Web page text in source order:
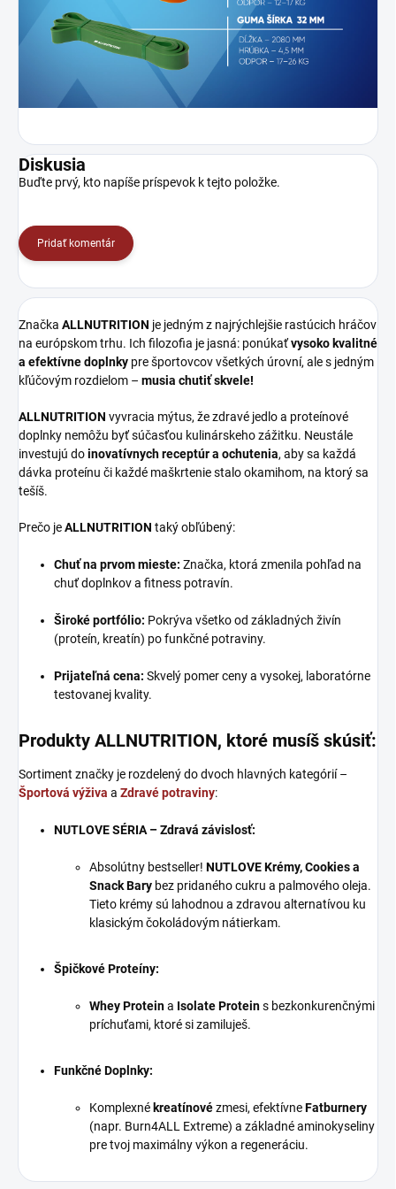
Diskusia
Buďte prvý, kto napíše príspevok k tejto položke.
Pridať komentár
Značka ALLNUTRITION je jedným z najrýchlejšie rastúcich hráčov
na európskom trhu. Ich filozofia je jasná: ponúkaťvysoko kvalitné
a efektívne doplnky pre športovcov všetkých úrovní, ale s jedným
kľúčovým rozdielom – musia chutiť skvele!
ALLNUTRITION vyvracia mýtus, že zdravé jedlo a proteínové
doplnky nemôžu byť súčasťou kulinárskeho zážitku. Neustále
investujú doinovatívnych receptúr a ochutenia, aby sa každá
dávka proteínu či každé maškrtenie stalo okamihom, na ktorý sa
tešíš.
Prečo jeALLNUTRITION taký obľúbený:
Chuť na prvom mieste: Značka, ktorá zmenila pohľad na
chuť doplnkov a fitness potravín.
Široké portfólio: Pokrýva všetko od základných živín
(proteín, kreatín) po funkčné potraviny.
Prijateľná cena: Skvelý pomer ceny a vysokej, laboratórne
testovanej kvality.
Produkty ALLNUTRITION, ktoré musíš skúsiť:
Sortiment značky je rozdelený do dvoch hlavných kategórií –
Športová výživa a Zdravé potraviny:
NUTLOVE SÉRIA – Zdravá závislosť:
Absolútny bestseller! NUTLOVE Krémy, Cookies a
Snack Bary bez pridaného cukru a palmového oleja.
Tieto krémy sú lahodnou a zdravou alternatívou ku
klasickým čokoládovým nátierkam.
Špičkové Proteíny:
Whey Proteina Isolate Proteins bezkonkurenčnými
príchuťami, ktoré si zamiluješ.
Funkčné Doplnky:
Komplexné kreatínovézmesi, efektívneFatburnery
(napr. Burn4ALL Extreme) a základné aminokyseliny
pre tvoj maximálny výkon a regeneráciu.